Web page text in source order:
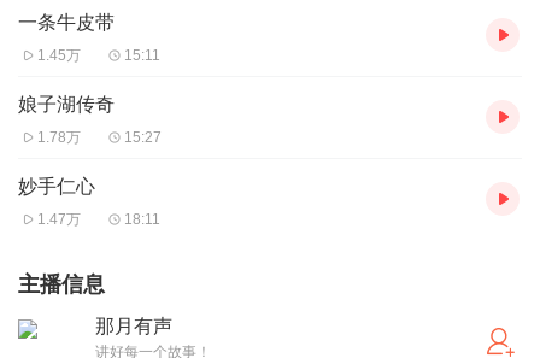
一条牛皮带
1.45万 15:11
娘子湖传奇
1.78万 15:27
妙手仁心
1.47万 18:11
主播信息
那月有声
讲好每一个故事！